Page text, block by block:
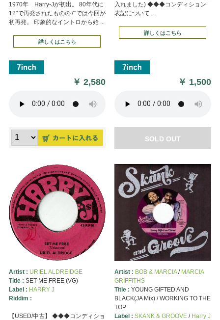
1970年 Harry-Jが初出。 80年代に
12"で再発されたものの7"では今回が
初再発。 印象的なイントロから始 ...
詳しくはこちら
￥2,580
入れました) ◆◆◆コンディション
表記について ...
詳しくはこちら
￥ 1,500
SOLD OUT
Artist : URIEL ALDREIDGE
Title : SET ME FREE (VG)
Label : HARRY J
Riddim :
【USED/中古】 ◆◆◆コンディショ
Artist : BOB & MARCIA/ MARCIA
GRIFFITHS
Title : YOUNG GIFTED AND
BLACK(JA Mix) / WORKING TO THE
TOP
Label : SKANK & GROOVE/ Harry J